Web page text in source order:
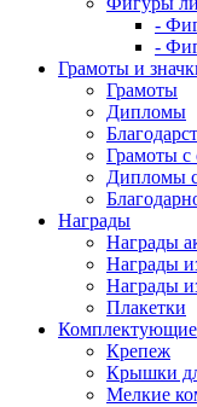
-
-
Грамоты и
Грамоты
Дипломы
Грамоты
Дипломы
Награды
Награды
Награды
Награды
Плакетки
Комплектующие
Крепеж
Крышки
Мелкие